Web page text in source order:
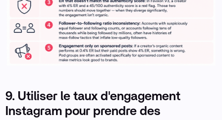
9. Utiliser le taux d'engagement
Instagram pour prendre des